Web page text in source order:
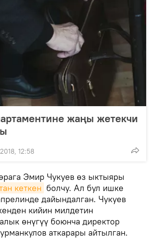
жаңы жетекчи
12:58
Эмир Чукуев өз ыктыяры
кеткен болчу. Ал бул ишке
дайындалган. Чукуев
кийин милдетин
өнүгүү боюнча директор
аткарары айтылган.